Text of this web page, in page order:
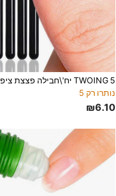
נותרו רק 5
₪6.10